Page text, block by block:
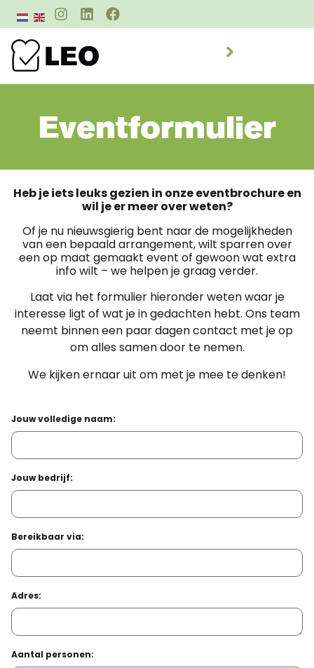
Eventformulier
Heb je iets leuks gezien in onze eventbrochure en
wil je er meer over weten?
Of je nu nieuwsgierig bent naar de mogelijkheden
van een bepaald arrangement, wilt sparren over
een op maat gemaakt event of gewoon wat extra
info wilt – we helpen je graag verder.
Laat via het formulier hieronder weten waar je
interesse ligt of wat je in gedachten hebt. Ons team
neemt binnen een paar dagen contact met je op
om alles samen door te nemen.
We kijken ernaar uit om met je mee te denken!
Jouw volledige naam:
Jouw bedrijf:
Bereikbaar via:
Adres:
Aantal personen: